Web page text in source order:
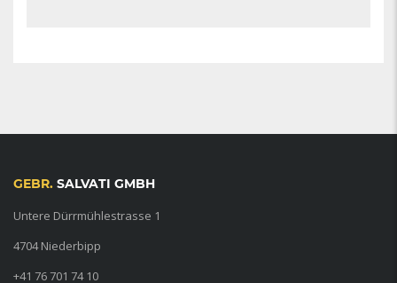
GEBR. SALVATI GMBH
Untere Dürrmühlestrasse 1
4704 Niederbipp
+41 76 701 74 10